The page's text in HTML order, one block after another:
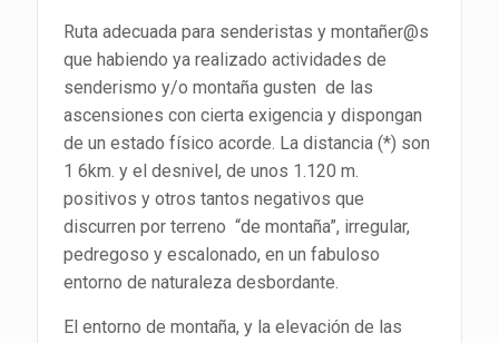
Ruta adecuada para senderistas y montañer@s
que habiendo ya realizado actividades de
senderismo y/o montaña gusten de las
ascensiones con cierta exigencia y dispongan
de un estado físico acorde. La distancia (*) son
1 6km. y el desnivel, de unos 1.120 m.
positivos y otros tantos negativos que
discurren por terreno “de montaña”, irregular,
pedregoso y escalonado, en un fabuloso
entorno de naturaleza desbordante.
El entorno de montaña, y la elevación de las